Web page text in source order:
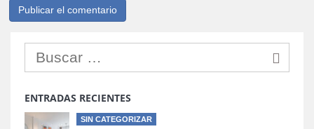
ENTRADAS RECIENTES
SIN CATEGORIZAR